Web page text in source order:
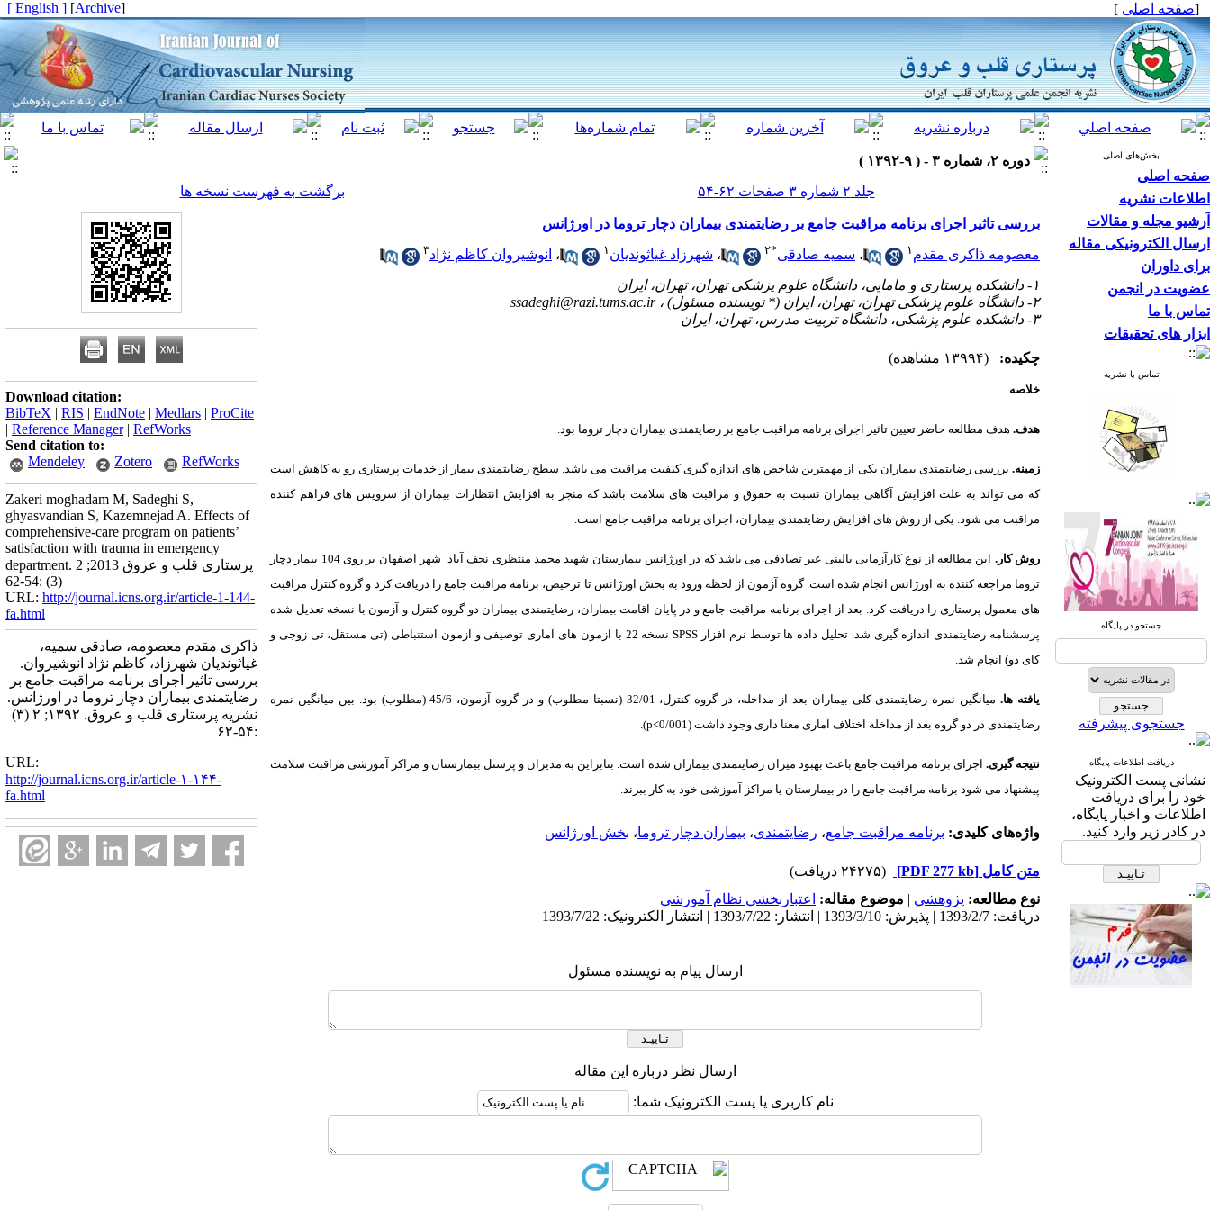
[صفحه اصلی ]
[
Archive
]
[ English ]
بخش‌های اصلی
صفحه اصلی
اطلاعات نشریه
آرشیو مجله و مقالات
ارسال الکترونیکی مقاله
برای داوران
عضویت در انجمن
تماس با ما
ابزار های تحقیقات
تماس با نشریه
صندوق پستی:
تلفاکس: 23922270-021
تلفن: 6-22663165-021
آدرس پایگاه الکترونیکی:
http://journal.icns.org.ir
آدرس‌ پست الکترونیکی انجمن:
info@icns.org.ir
آدرس پست الکترونیکی نشریه:
نشانی مجله: تهران، خیابان ولیعصر،
ابتدای بزرگراه نیایش، بیمارستان
قلب شهید رجایی- ساختمان انجمن
پرستاری قلب و عروق ایران
جستجو در پایگاه
جستجوی پیشرفته
دریافت اطلاعات پایگاه
نشانی پست الکترونیک
خود را برای دریافت
اطلاعات و اخبار پایگاه،
در کادر زیر وارد کنید.
دوره ۲، شماره ۳ - ( ۹-۱۳۹۲ )
جلد ۲ شماره ۳ صفحات ۶۲-۵۴
برگشت به فهرست نسخه ها
بررسی تاثیر اجرای برنامه مراقبت جامع بر رضایتمندی بیماران دچار تروما در اورژانس
معصومه ذاکری مقدم ۱ ، سمیه صادقی*۲ ، شهرزاد غیاثوندیان ۱ ، انوشیروان کاظم نژاد۳
۱- دانشکده پرستاری و مامایی، دانشگاه علوم پزشکی تهران، تهران، ایران
۲- دانشگاه علوم پزشکی تهران، تهران، ایران (* نویسنده مسئول) ،
ssadeghi@razi.tums.ac.ir
۳- دانشکده علوم پزشکی، دانشگاه تربیت مدرس، تهران، ایران
چکیده: (۱۳۹۹۴ مشاهده)
خلاصه
هدف. هدف مطالعه حاضر تعیین تاثیر اجرای برنامه مراقبت جامع بر رضایتمندی بیماران دچار تروما بود.
زمینه. بررسی رضایتمندی بیماران یکی از مهمترین شاخص های اندازه گیری کیفیت مراقبت می باشد. سطح رضایتمندی بیمار از خدمات پرستاری رو به کاهش است
که می تواند به علت افزایش آگاهی بیماران نسبت به حقوق و مراقبت های سلامت باشد که منجر به افزایش انتظارات بیماران از سرویس های فراهم کننده
مراقبت می شود. یکی از روش های افزایش رضایتمندی بیماران، اجرای برنامه مراقبت جامع است.
روش کار. این مطالعه از نوع کارآزمایی بالینی غیر تصادفی می باشد که در اورژانس بیمارستان شهید محمد منتظری نجف آباد
شهر اصفهان بر روی 104 بیمار دچار
تروما مراجعه کننده به اورژانس انجام شده است. گروه آزمون از لحظه ورود به بخش اورژانس تا ترخیص، برنامه مراقبت جامع را دریافت کرد و گروه کنترل مراقبت
های معمول پرستاری را دریافت کرد. بعد از اجرای برنامه مراقبت جامع و در پایان اقامت بیماران، رضایتمندی بیماران دو گروه کنترل و آزمون با نسخه تعدیل شده
پرسشنامه رضایتمندی اندازه گیری شد. تحلیل داده ها توسط نرم افزار SPSS
نسخه 22 با آزمون های آماری توصیفی و آزمون استنباطی (تی مستقل، تی زوجی و
کای دو) انجام شد.
یافته ها.
میانگین نمره رضایتمندی کلی بیماران بعد از مداخله، در گروه کنترل، 32/01 (نسبتا مطلوب) و در گروه آزمون، 45/6 (مطلوب) بود. بین میانگین نمره
رضایتمندی در دو گروه بعد از مداخله اختلاف آماری معنا داری وجود داشت (0/001
p<
).
نتیجه گیری. اجرای برنامه مراقبت جامع باعث بهبود میزان رضایتمندی بیماران شده است. بنابراین به مدیران و پرسنل بیمارستان و مراکز آموزشی مراقبت سلامت
پیشنهاد می شود برنامه مراقبت جامع را در بیمارستان یا مراکز آموزشی خود به کار ببرند.
واژه‌های کلیدی: برنامه مراقبت جامع، رضایتمندی، بیماران دچار تروما، بخش اورژانس
متن کامل [PDF 277 kb]
(۲۴۲۷۵ دریافت)
نوع مطالعه: پژوهشي | موضوع مقاله:
اعتباربخشي نظام آموزشي
دریافت: 1393/2/7 | پذیرش: 1393/3/10 | انتشار: 1393/7/22 | انتشار الکترونیک: 1393/7/22
ارسال پیام به نویسنده مسئول
ارسال نظر درباره این مقاله
نام کاربری یا پست الکترونیک شما:
Download citation:
BibTeX | RIS | EndNote | Medlars | ProCite
| Reference Manager| RefWorks
Send citation to:
Mendeley
Zotero RefWorks
Zakeri moghadam M, Sadeghi S,
ghyasvandian S, Kazemnejad A. Effects of
comprehensive-care program on patients’
satisfaction with trauma in emergency
department. پرستاری قلب و عروق 2013; 2
(3) :54-62
URL: http://journal.icns.org.ir/article-1-144-
fa.html
ذاکری مقدم معصومه، صادقی سمیه،
غیاثوندیان شهرزاد، کاظم نژاد انوشیروان.
بررسی تاثیر اجرای برنامه مراقبت جامع بر
رضایتمندی بیماران دچار تروما در اورژانس.
نشریه پرستاری قلب و عروق. ۱۳۹۲; ۲ (۳)
:۵۴-۶۲
URL:
http://journal.icns.org.ir/article-۱-۱۴۴-
fa.html